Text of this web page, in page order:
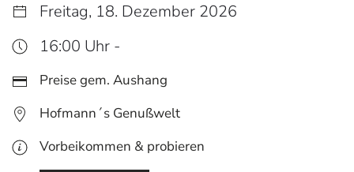
Freitag, 18. Dezember 2026
16:00 Uhr -
Preise gem. Aushang
Hofmann´s Genußwelt
Vorbeikommen & probieren